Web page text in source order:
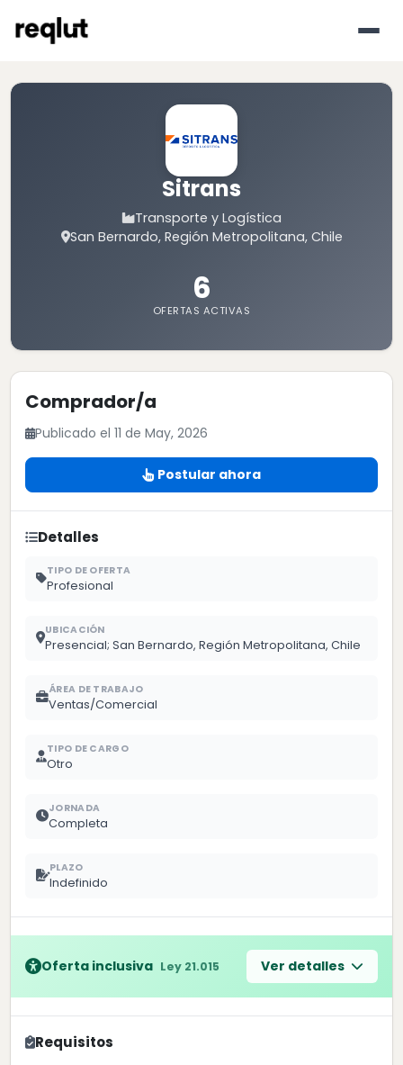
Sitrans
Transporte y Logística
San Bernardo, Región Metropolitana, Chile
6
OFERTAS ACTIVAS
Comprador/a
Publicado el 11 de May, 2026
Postular ahora
Detalles
TIPO DE OFERTA
Profesional
UBICACIÓN
Presencial; San Bernardo, Región Metropolitana, Chile
ÁREA DE TRABAJO
Ventas/Comercial
TIPO DE CARGO
Otro
JORNADA
Completa
PLAZO
Indefinido
Oferta inclusiva Ley 21.015 Ver detalles
Requisitos